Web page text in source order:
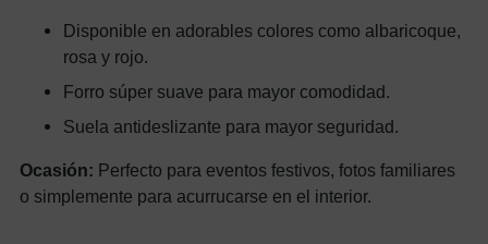
Disponible en adorables colores como albaricoque,
rosa y rojo.
Forro súper suave para mayor comodidad.
Suela antideslizante para mayor seguridad.
Ocasión: Perfecto para eventos festivos, fotos familiares
o simplemente para acurrucarse en el interior.